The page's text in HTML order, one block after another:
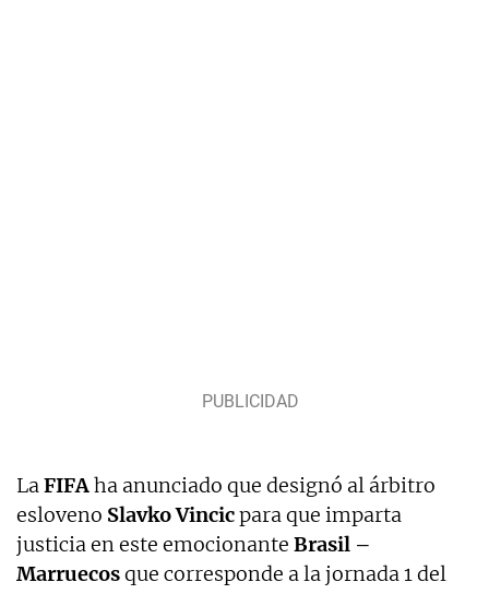
LaFIFAha anunciado que designó al árbitro
esloveno Slavko Vincicpara que imparta
justicia en este emocionante Brasil –
Marruecosque corresponde a la jornada 1 del